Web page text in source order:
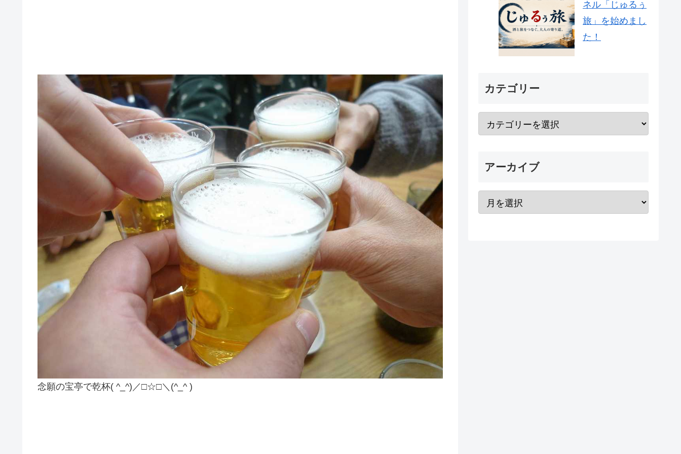
念願の宝亭で乾杯( ^_^)／□☆□＼(^_^ )
ネル「じゅるぅ
旅」を始めまし
た！
カテゴリー
アーカイブ